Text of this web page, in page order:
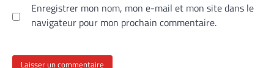
Enregistrer mon nom, mon e-mail et mon site dans le
navigateur pour mon prochain commentaire.